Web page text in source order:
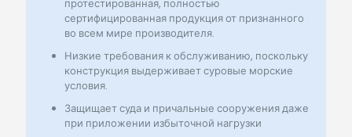
протестированная, полностью
сертифицированная продукция от признанного
во всем мире производителя.
Низкие требования к обслуживанию, поскольку
конструкция выдерживает суровые морские
условия.
Защищает суда и причальные сооружения даже
при приложении избыточной нагрузки